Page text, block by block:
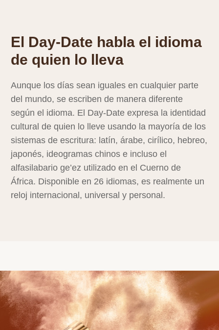
El Day‑Date habla el idioma
de quien lo lleva
Aunque los días sean iguales en cualquier parte
del mundo, se escriben de manera diferente
según el idioma. El Day‑Date expresa la identidad
cultural de quien lo lleve usando la mayoría de los
sistemas de escritura: latín, árabe, cirílico, hebreo,
japonés, ideogramas chinos e incluso el
alfasilabario ge’ez utilizado en el Cuerno de
África. Disponible en 26 idiomas, es realmente un
reloj internacional, universal y personal.